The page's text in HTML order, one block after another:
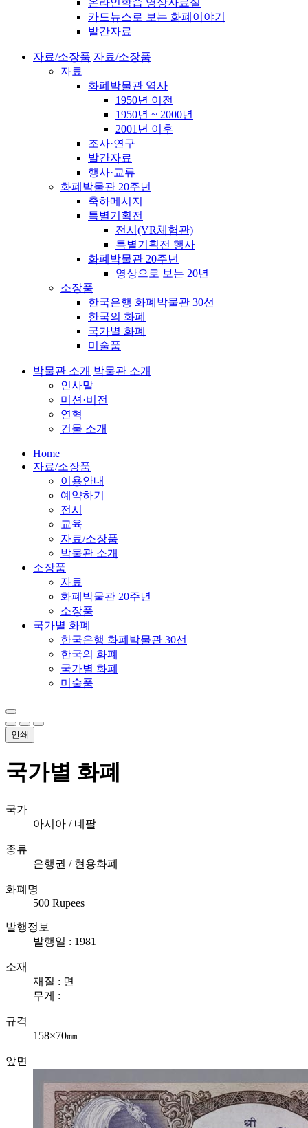
온라인학습 영상자료실
카드뉴스로 보는 화폐이야기
발간자료
자료/소장품 자료/소장품
자료
화폐박물관 역사
1950년 이전
1950년 ~ 2000년
2001년 이후
조사·연구
발간자료
행사·교류
화폐박물관 20주년
축하메시지
특별기획전
전시(VR체험관)
특별기획전 행사
화폐박물관 20주년
영상으로 보는 20년
소장품
한국은행 화폐박물관 30선
한국의 화폐
국가별 화폐
미술품
박물관 소개 박물관 소개
인사말
미션·비전
연혁
건물 소개
Home
자료/소장품
이용안내
예약하기
전시
교육
자료/소장품
박물관 소개
소장품
자료
화폐박물관 20주년
소장품
국가별 화폐
한국은행 화폐박물관 30선
한국의 화폐
국가별 화폐
미술품
인쇄
국가별 화폐
국가
아시아 / 네팔
종류
은행권 / 현용화폐
화폐명
500 Rupees
발행정보
발행일 : 1981
소재
재질 : 면
무게 :
규격
158×70㎜
앞면